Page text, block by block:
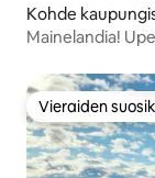
Kohde
Mainelandia!
Vieraiden
Vieraiden